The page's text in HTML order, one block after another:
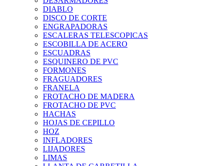
DIABLO
DISCO DE CORTE
ENGRAPADORAS
ESCALERAS TELESCOPICAS
ESCOBILLA DE ACERO
ESCUADRAS
ESQUINERO DE PVC
FORMONES
FRAGUADORES
FRANELA
FROTACHO DE MADERA
FROTACHO DE PVC
HACHAS
HOJAS DE CEPILLO
HOZ
INFLADORES
LIJADORES
LIMAS